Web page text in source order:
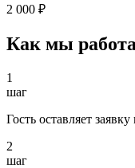
2 000 ₽
Как мы
1
шаг
Гость оставляет
2
шаг